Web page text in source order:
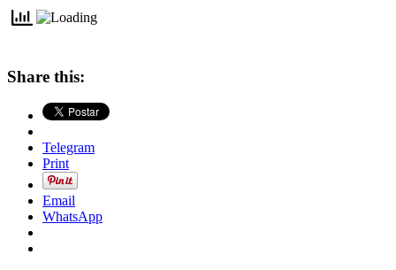
Share this:
Telegram
Print
Email
WhatsApp